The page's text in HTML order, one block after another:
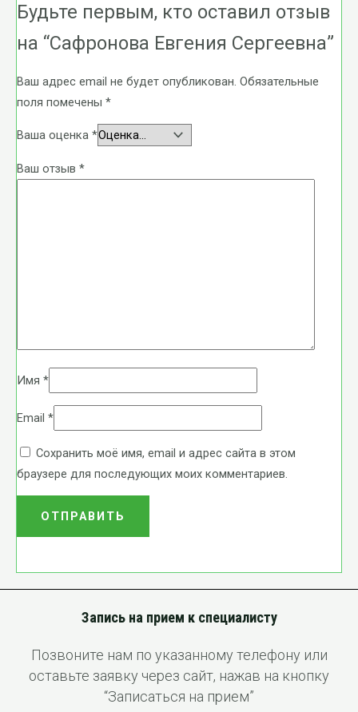
Будьте первым, кто оставил отзыв
на “Сафронова Евгения Сергеевна”
Ваш адрес email не будет опубликован. Обязательные
поля помечены *
Ваша оценка *
Ваш отзыв *
Имя *
Email *
Сохранить моё имя, email и адрес сайта в этом
браузере для последующих моих комментариев.
Запись на прием к специалисту
Позвоните нам по указанному телефону или
оставьте заявку через сайт, нажав на кнопку
“Записаться на прием”